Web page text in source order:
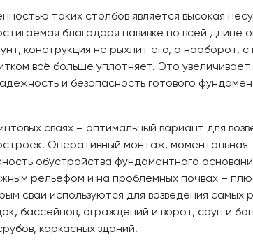
таких столбов является высокая
благодаря навивке по всей длине
конструкция не рыхлит его, а наоборот,
всё больше уплотняет. Это увеличивает
и безопасность готового
сваях – оптимальный вариант для
Оперативный монтаж, моментальная
обустройства фундаментного
рельефом и на проблемных почвах –
сваи используются для возведения самых
бассейнов, ограждений и ворот, саун и
каркасных зданий.